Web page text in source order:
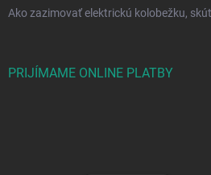
Ako zazimovať elektrickú kolobežku,
PRIJÍMAME ONLINE PLATBY